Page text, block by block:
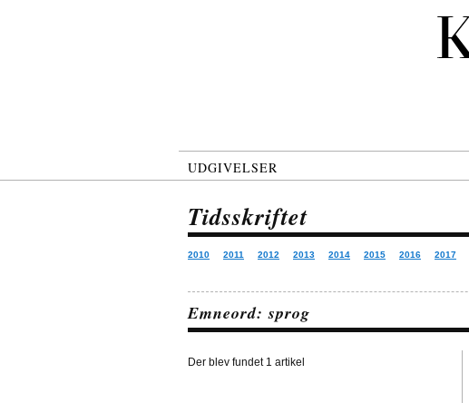
UDGIVELSER
Tidsskriftet
2010 2011 2012 2013 2014 2015 2016 2017
Emneord: sprog
Der blev fundet 1 artikel